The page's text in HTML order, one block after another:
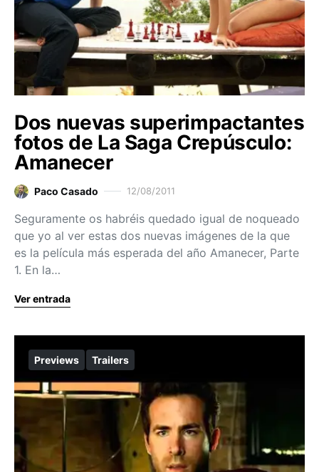
Dos nuevas superimpactantes
fotos de La Saga Crepúsculo:
Amanecer
Paco Casado 12/08/2011
Seguramente os habréis quedado igual de noqueado
que yo al ver estas dos nuevas imágenes de la que
es la película más esperada del año Amanecer, Parte
1. En la…
Ver entrada
Previews Trailers